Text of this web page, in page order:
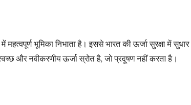
भूमिका निभाता है। इससे भारत की ऊर्जा सुरक्षा में सुधार
और नवीकरणीय ऊर्जा स्रोत है, जो प्रदूषण नहीं करता है।